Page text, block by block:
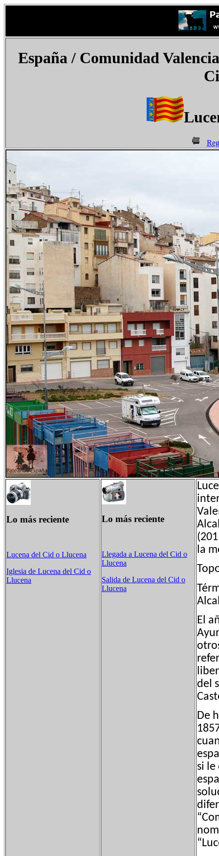
España/ Comunidad
Lo más reciente
Lucena del Cid o Llucena
Iglesia de Lucena del Cid o
Llucena
Lo más reciente
Llegada a Lucena del Cid o
Llucena
Salida de Lucena del Cid o
Llucena
la
El
del
De
si le